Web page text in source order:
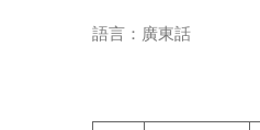
語言：廣東話